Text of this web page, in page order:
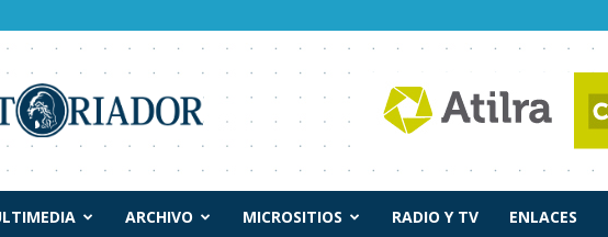
ARCHIVO MICROSITIOS RADIO Y TV ENLACES